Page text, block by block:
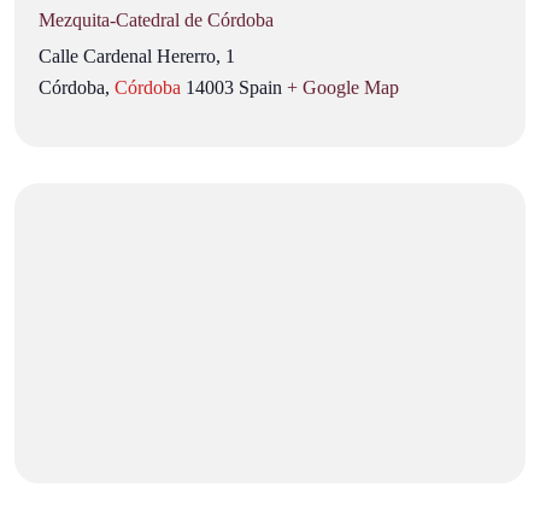
Mezquita‑Catedral de Córdoba
Calle Cardenal Hererro, 1
Córdoba, Córdoba 14003 Spain + Google Map